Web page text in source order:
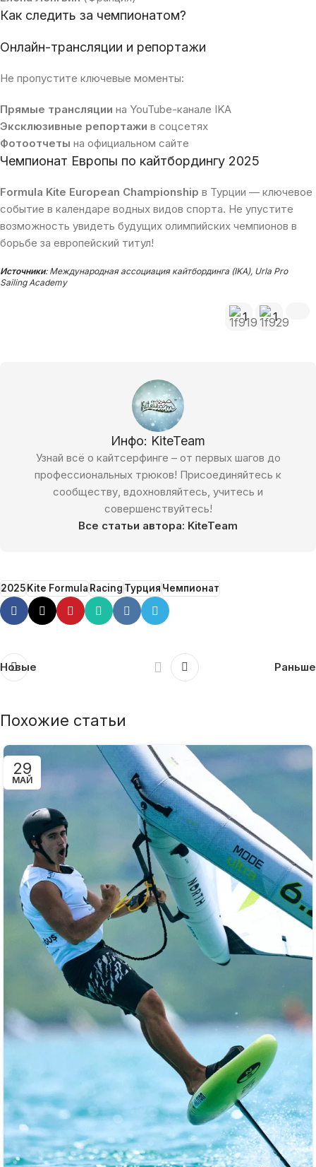
Как следить за чемпионатом?
Онлайн-трансляции и репортажи
Не пропустите ключевые моменты:
Прямые трансляции на YouTube-канале IKA
Эксклюзивные репортажи в соцсетях
Фотоотчеты на официальном сайте
Чемпионат Европы по кайтбордингу 2025
Formula Kite European Championship в Турции — ключевое
событие в календаре водных видов спорта. Не упустите
возможность увидеть будущих олимпийских чемпионов в
борьбе за европейский титул!
Источники: Международная ассоциация кайтбординга (IKA), Urla Pro
Sailing Academy
1 1
Инфо: KiteTeam
Узнай всё о кайтсерфинге – от первых шагов до
профессиональных трюков! Присоединяйтесь к
сообществу, вдохновляйтесь, учитесь и
совершенствуйтесь!
Все статьи автора: KiteTeam
2025Kite FormulaRacingТурцияЧемпионат
Новые Раньше
Похожие статьи
29
МАЙ